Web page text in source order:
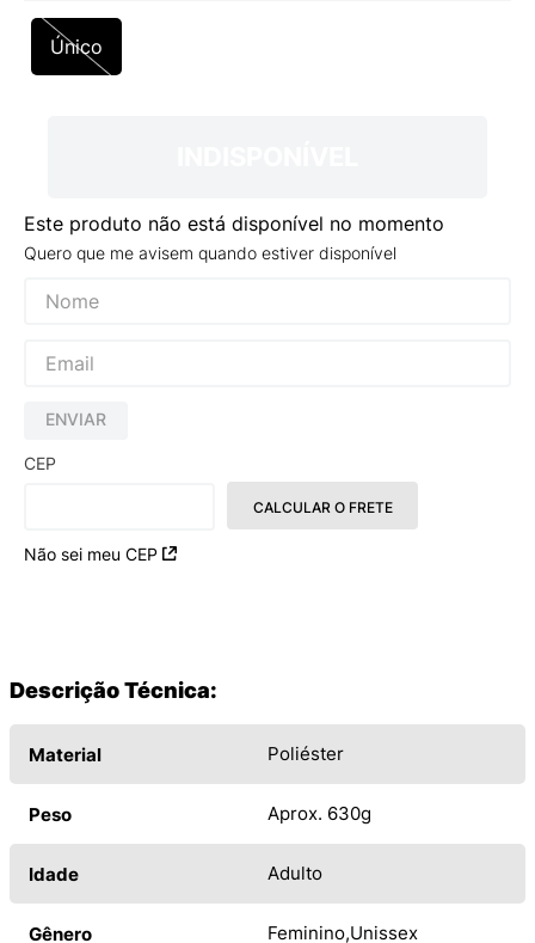
Único
Este produto não está disponível no momento
Quero que me avisem quando estiver disponível
ENVIAR
CEP
Não sei meu CEP
CALCULAR O FRETE
Descrição Técnica:
Material Poliéster
Peso Aprox. 630g
Idade Adulto
Gênero Feminino Unissex